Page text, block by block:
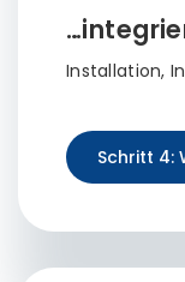
Installation,
Schritt 4: